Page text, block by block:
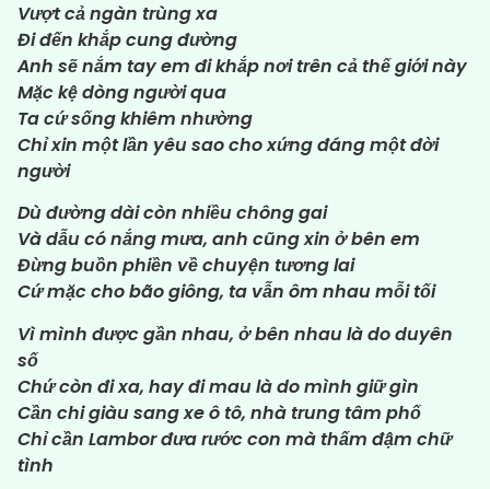
Vượt cả ngàn trùng xa
Đi đến khắp cung đường
Anh sẽ nắm tay em đi khắp nơi trên cả thế giới này
Mặc kệ dòng người qua
Ta cứ sống khiêm nhường
Chỉ xin một lần yêu sao cho xứng đáng một đời
người
Dù đường dài còn nhiều chông gai
Và dẫu có nắng mưa, anh cũng xin ở bên em
Đừng buồn phiền về chuyện tương lai
Cứ mặc cho bão giông, ta vẫn ôm nhau mỗi tối
Vì mình được gần nhau, ở bên nhau là do duyên
số
Chứ còn đi xa, hay đi mau là do mình giữ gìn
Cần chi giàu sang xe ô tô, nhà trung tâm phố
Chỉ cần Lambor đưa rước con mà thấm đậm chữ
tình